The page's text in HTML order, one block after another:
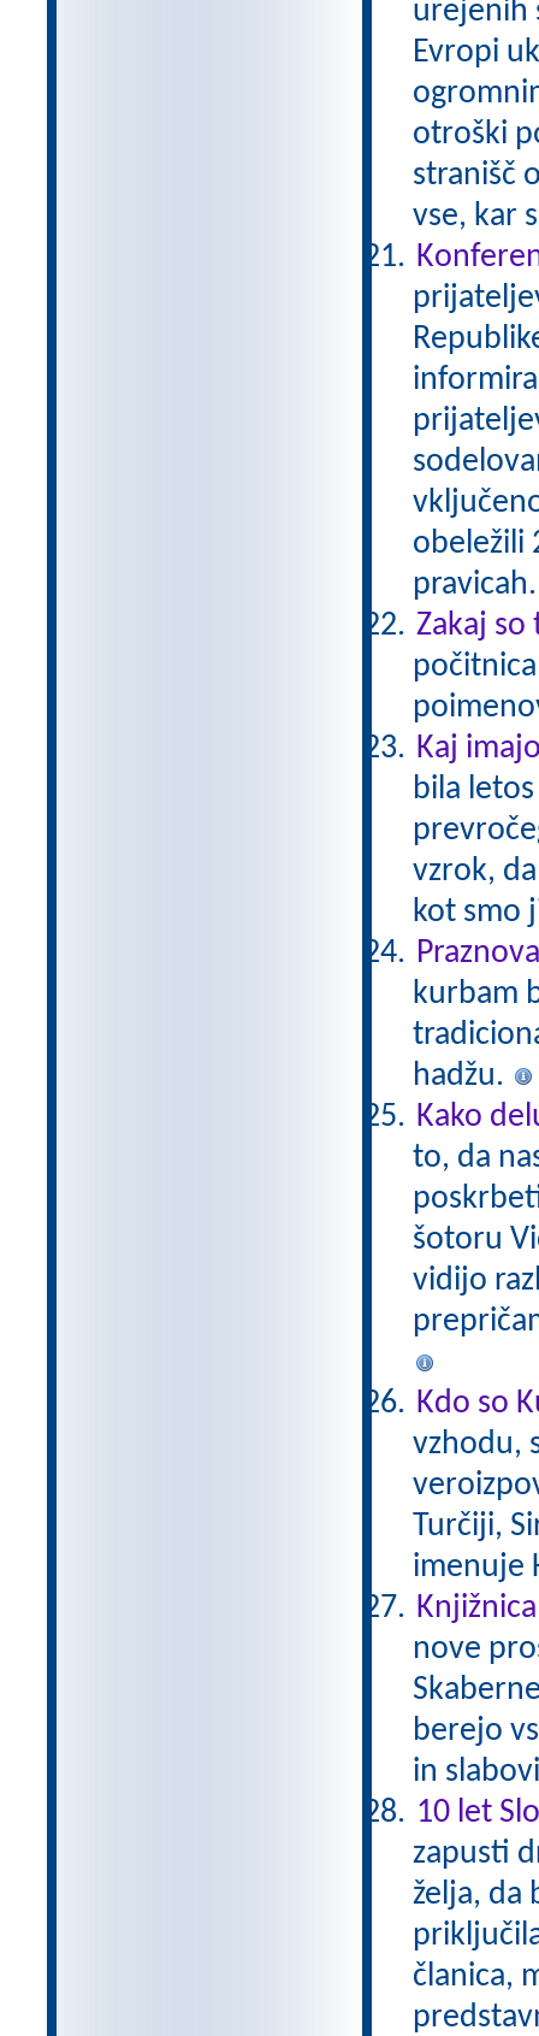
urejenih
Evropi
otroški
stranišč
vse, kar
obeležili
Zakaj
Kaj
bila
vzrok,
kot smo
kurbam
hadžu.
Kako
to, da
šotoru
vidijo
Kdo so
vzhodu,
Turčiji,
imenuje
nove
berejo
in
10 let
zapusti
želja, da
članica,